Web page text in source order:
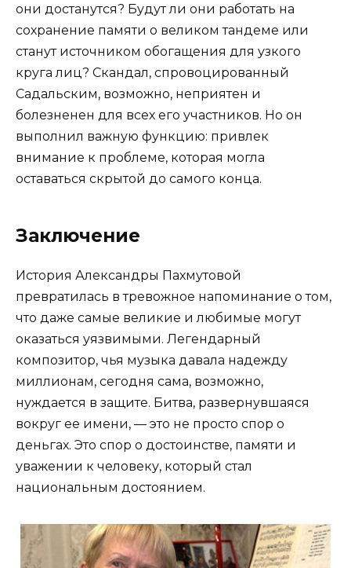
они достанутся? Будут ли они работать на
сохранение памяти о великом тандеме или
станут источником обогащения для узкого
круга лиц? Скандал, спровоцированный
Садальским, возможно, неприятен и
болезненен для всех его участников. Но он
выполнил важную функцию: привлек
внимание к проблеме, которая могла
оставаться скрытой до самого конца.
Заключение
История Александры Пахмутовой
превратилась в тревожное напоминание о том,
что даже самые великие и любимые могут
оказаться уязвимыми. Легендарный
композитор, чья музыка давала надежду
миллионам, сегодня сама, возможно,
нуждается в защите. Битва, развернувшаяся
вокруг ее имени, — это не просто спор о
деньгах. Это спор о достоинстве, памяти и
уважении к человеку, который стал
национальным достоянием.